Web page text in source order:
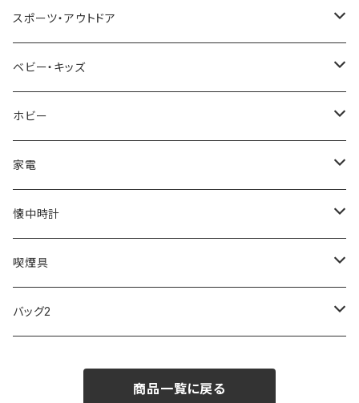
NIXON
AVALANCHE
ORIENT
ZEPPELIN
SKAGEN
FOOTBALL WATCHES
ARCA FUTURA
DIESEL
ALV
Merge
ETTINGER
COACH
BVLGARI
VANQUISH
22designstudio
BOTTEGA VENETA
EMPORIO ARMANI
CALVIN KLEIN
DANIEL WELLINGTON
SWAROVSKI
VIVIENNE WESTWOOD
NEWYORKER
OROBIANCO
Ellese
COLEMAN
MONTBLANC
Fashion Accessory Cllection
ISLAND
BEAMZSQUARE
BLAZER CLUB
ANDY HAWARD
G GUSTO
GULLWING
LESPORTSAC
PRADA
CITIZEN
BRAUN
RHYTHM
BLOSSOM
MONDAINE
MAWA
その他
Helios
VALENTINO VISCANI
LAMY
WATERMAN
PARKER
PELIKAN
CROSS
MONTBLANC
SWAROVSKI
スポーツ・アウトドア
Trangia
Barebones
FEUERHAND
CASIO
ベビー・キッズ
ふわりぃ
ERGO BABY
ホビー
その他
AMOS
OMMIX
COACH
家電
CREATE
TORAY
OMRON
懐中時計
MONDAINE
喫煙具
ZIPPO
バッグ2
商品一覧に戻る